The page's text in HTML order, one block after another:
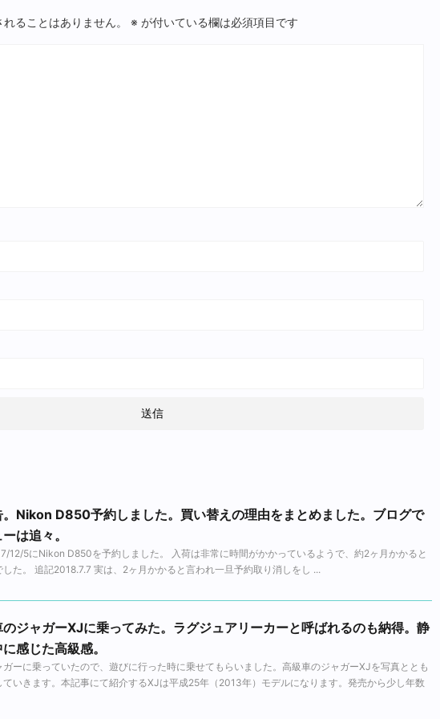
ることはありません。 ※ が付いている欄は必須項目です
。Nikon D850予約しました。買い替えの理由をまとめました。ブログで
は追々。
12/5にNikon D850を予約しました。 入荷は非常に時間がかかっているようで、約2ヶ月かかると
した。 追記2018.7.7 実は、2ヶ月かかると言われ一旦予約取り消しをし ...
ジャガーXJに乗ってみた。ラグジュアリーカーと呼ばれるのも納得。静
感じた高級感。
ガーに乗っていたので、遊びに行った時に乗せてもらいました。高級車のジャガーXJを写真ととも
ていきます。本記事にて紹介するXJは平成25年（2013年）モデルになります。発売から少し年数